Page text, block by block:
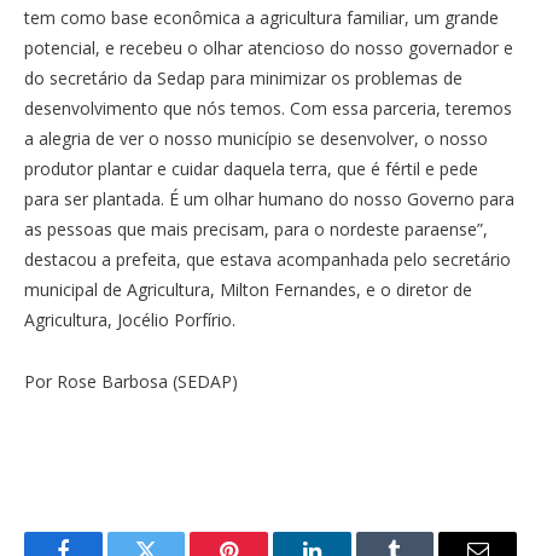
tem como base econômica a agricultura familiar, um grande
potencial, e recebeu o olhar atencioso do nosso governador e
do secretário da Sedap para minimizar os problemas de
desenvolvimento que nós temos. Com essa parceria, teremos
a alegria de ver o nosso município se desenvolver, o nosso
produtor plantar e cuidar daquela terra, que é fértil e pede
para ser plantada. É um olhar humano do nosso Governo para
as pessoas que mais precisam, para o nordeste paraense”,
destacou a prefeita, que estava acompanhada pelo secretário
municipal de Agricultura, Milton Fernandes, e o diretor de
Agricultura, Jocélio Porfírio.
Por Rose Barbosa (SEDAP)